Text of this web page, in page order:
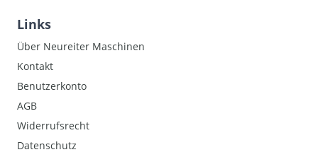
Links
Über Neureiter Maschinen
Kontakt
Benutzerkonto
AGB
Widerrufsrecht
Datenschutz